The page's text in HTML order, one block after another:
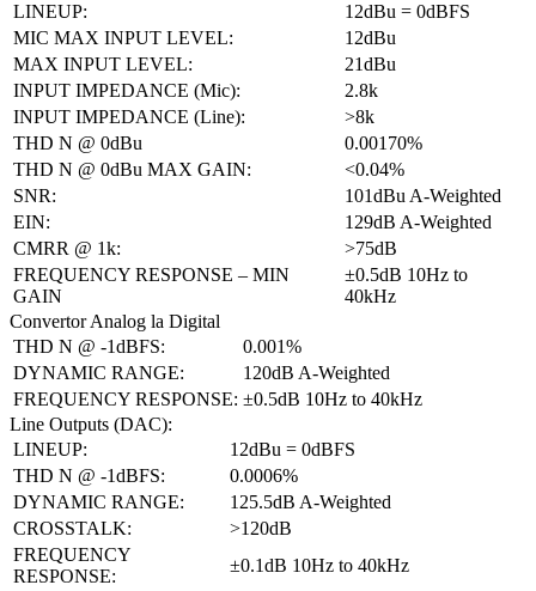
LINEUP:
12dBu = 0dBFS
MIC MAX INPUT LEVEL:
12dBu
MAX INPUT LEVEL:
21dBu
INPUT IMPEDANCE (Mic):
2.8k
INPUT IMPEDANCE (Line):
>8k
THD N @ 0dBu
0.00170%
THD N @ 0dBu MAX GAIN:
<0.04%
SNR:
101dBu A-Weighted
EIN:
129dB A-Weighted
CMRR @ 1k:
>75dB
FREQUENCY RESPONSE – MIN
GAIN
±0.5dB 10Hz to
40kHz
Convertor Analog la Digital
THD N @ -1dBFS:
0.001%
DYNAMIC RANGE:
120dB A-Weighted
FREQUENCY RESPONSE: ±0.5dB 10Hz to 40kHz
Line Outputs (DAC):
LINEUP:
12dBu = 0dBFS
THD N @ -1dBFS:
0.0006%
DYNAMIC RANGE:
125.5dB A-Weighted
CROSSTALK:
>120dB
FREQUENCY
RESPONSE:
±0.1dB 10Hz to 40kHz